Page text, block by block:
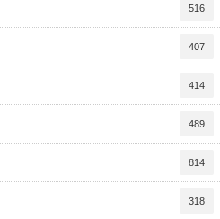
516
407
414
489
814
318